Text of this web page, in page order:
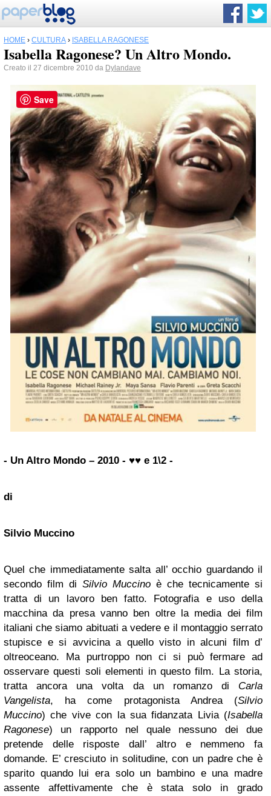
HOME › CULTURA › ISABELLA RAGONESE
Isabella Ragonese? Un Altro Mondo.
Creato il 27 dicembre 2010 da Dylandave
- Un Altro Mondo – 2010 - ♥♥ e 1\2 -
di
Silvio Muccino
Quel che immediatamente salta all’ occhio guardando il
secondo film di Silvio Muccino è che tecnicamente si
tratta di un lavoro ben fatto. Fotografia e uso della
macchina da presa vanno ben oltre la media dei film
italiani che siamo abituati a vedere e il montaggio serrato
stupisce e si avvicina a quello visto in alcuni film d’
oltreoceano. Ma purtroppo non ci si può fermare ad
osservare questi soli elementi in questo film. La storia,
tratta ancora una volta da un romanzo di Carla
Vangelista, ha come protagonista Andrea (Silvio
Muccino) che vive con la sua fidanzata Livia (Isabella
Ragonese) un rapporto nel quale nessuno dei due
pretende delle risposte dall’ altro e nemmeno fa
domande. E’ cresciuto in solitudine, con un padre che è
sparito quando lui era solo un bambino e una madre
assente affettivamente che è stata solo in grado
Save